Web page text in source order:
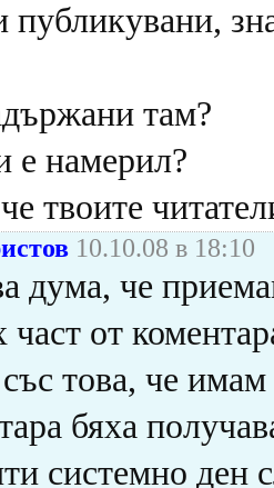
публикувани,
там?
е намерил?
твоите
10.10.08 в 18:10
дума, че
част от
това, че
бяха
системно ден